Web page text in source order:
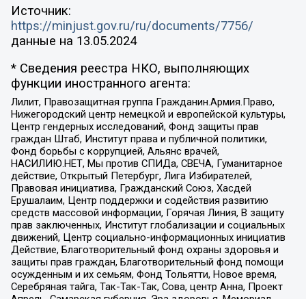
Источник:
https://minjust.gov.ru/ru/documents/7756/
данные на 13.05.2024
* Сведения реестра НКО, выполняющих
функции иностранного агента:
Лилит, Правозащитная группа Гражданин.Армия.Право,
Нижегородский центр немецкой и европейской культуры,
Центр гендерных исследований, Фонд защиты прав
граждан Штаб, Институт права и публичной политики,
Фонд борьбы с коррупцией, Альянс врачей,
НАСИЛИЮ.НЕТ, Мы против СПИДа, СВЕЧА, Гуманитарное
действие, Открытый Петербург, Лига Избирателей,
Правовая инициатива, Гражданский Союз, Хасдей
Ерушалаим, Центр поддержки и содействия развитию
средств массовой информации, Горячая Линия, В защиту
прав заключенных, Институт глобализации и социальных
движений, Центр социально-информационных инициатив
Действие, Благотворительный фонд охраны здоровья и
защиты прав граждан, Благотворительный фонд помощи
осужденным и их семьям, Фонд Тольятти, Новое время,
Серебряная тайга, Так-Так-Так, Сова, центр Анна, Проект